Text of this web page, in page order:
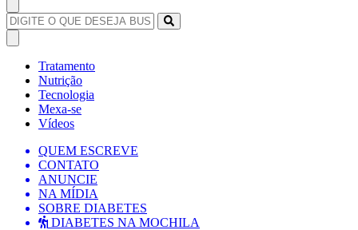
Tratamento
Nutrição
Tecnologia
Mexa-se
Vídeos
QUEM ESCREVE
CONTATO
ANUNCIE
NA MÍDIA
SOBRE DIABETES
DIABETES NA MOCHILA